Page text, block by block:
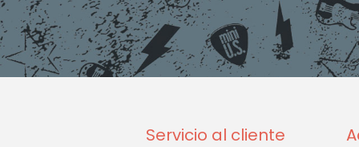
Servicio al cliente